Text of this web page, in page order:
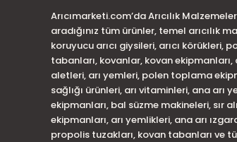
Arıcımarketi.com’da Arıcılık
aradığınız tüm ürünler, temel arıcılık
koruyucu arıcı giysileri, arıcı körükleri,
tabanları, kovanlar, kovan ekipmanları,
aletleri, arı yemleri, polen toplama
sağlığı ürünleri, arı vitaminleri, ana arı
ekipmanları, bal süzme makineleri, sır
ekipmanları, arı yemlikleri, ana arı
propolis tuzakları, kovan tabanları ve